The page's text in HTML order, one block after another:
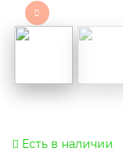
Есть в наличии